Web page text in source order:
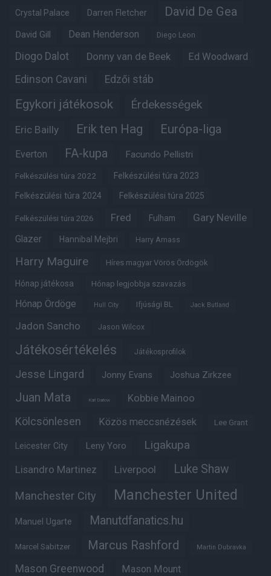
Crystal Palace Darren Fletcher David De Gea
David Gill Dean Henderson Diego Leon
Diogo Dalot Donny van de Beek Ed Woodward
Edinson Cavani Edzői stáb
Egykori játékosok Érdekességek
Eric Bailly Erik ten Hag Európa-liga
Everton FA-kupa Facundo Pellistri
Felkészülési túra 2022 Felkészülési túra 2023
Felkészülési túra 2024 Felkészülési túra 2025
Felkészülési túra 2026 Fred Fulham Gary Neville
Glazer Hannibal Mejbri Harry Amass
Harry Maguire Híres magyar Vörös Ördögök
Hónap játékosa Hónap legjobbja szavazás
Hónap Ördöge Hull City Ifjúsági BL Jack Butland
Jadon Sancho Jason Wilcox
Játékosértékelés Játékosprofilok
Jesse Lingard Jonny Evans Joshua Zirkzee
Juan Mata Karl Darlow Kobbie Mainoo
Kölcsönlesen Közös meccsnézések Lee Grant
Leicester City Leny Yoro Ligakupa
Lisandro Martinez Liverpool Luke Shaw
Manchester City Manchester United
Manuel Ugarte Manutdfanatics.hu
Marcel Sabitzer Marcus Rashford Martin Dubravka
Mason Greenwood Mason Mount